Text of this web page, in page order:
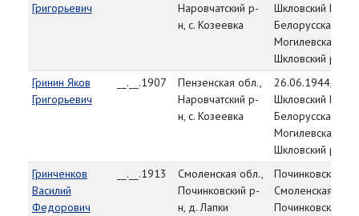
Григорьевич
Наровчатский р-
н, с. Козеевка
Шкловский РВК,
Белорусская
Могилевская
Шкловский р-н
Гринин Яков
Григорьевич
__.__.1907
Пензенская обл.,
Наровчатский р-
н, с. Козеевка
26.06.1944,
Шкловский РВК,
Белорусская
Могилевская
Шкловский р-н
Гринченков
Василий
Федорович
__.__.1913
Смоленская обл.,
Починковский р-
н, д. Лапки
Починковский
Смоленская обл.,
Починковский р-